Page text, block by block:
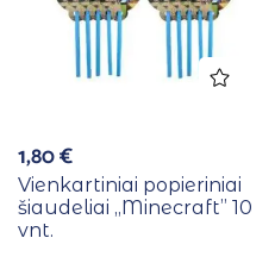
1,80€
Vienkartiniai popieriniai
šiaudeliai ,,Minecraft” 10
vnt.